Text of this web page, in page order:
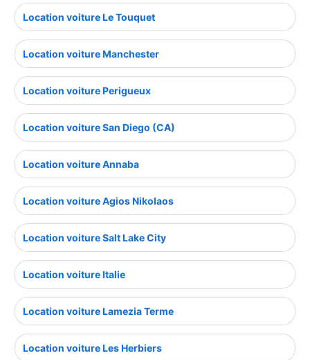
Location voiture Le Touquet
Location voiture Manchester
Location voiture Perigueux
Location voiture San Diego (CA)
Location voiture Annaba
Location voiture Agios Nikolaos
Location voiture Salt Lake City
Location voiture Italie
Location voiture Lamezia Terme
Location voiture Les Herbiers